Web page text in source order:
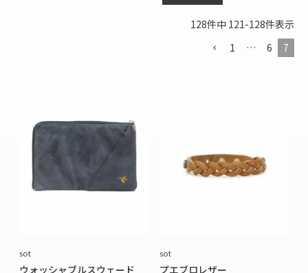
128件中 121-128件表示
1
… 6 7
sot
ウォッシャブルスウェード
sot
プエブロレザー